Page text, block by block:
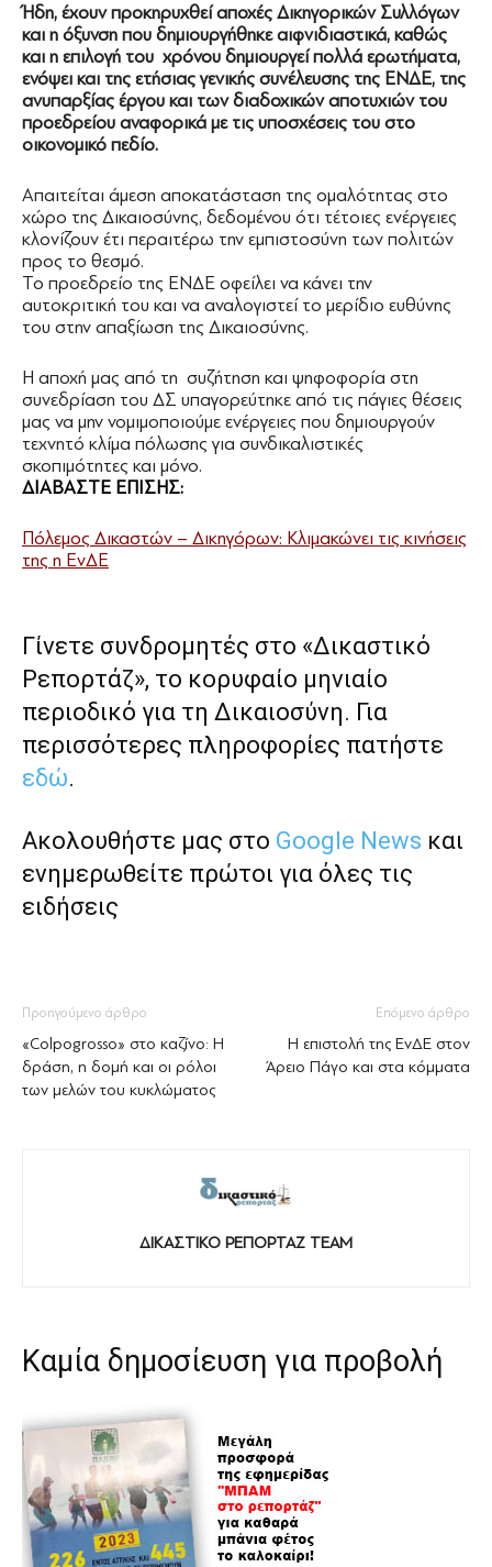
Ήδη, έχουν προκηρυχθεί αποχές Δικηγορικών Συλλόγων
και η όξυνση που δημιουργήθηκε αιφνιδιαστικά, καθώς
και η επιλογή του χρόνου δημιουργεί πολλά ερωτήματα,
ενόψει και της ετήσιας γενικής συνέλευσης της ΕΝΔΕ, της
ανυπαρξίας έργου και των διαδοχικών αποτυχιών του
προεδρείου αναφορικά με τις υποσχέσεις του στο
οικονομικό πεδίο.
Απαιτείται άμεση αποκατάσταση της ομαλότητας στο
χώρο της Δικαιοσύνης, δεδομένου ότι τέτοιες ενέργειες
κλονίζουν έτι περαιτέρω την εμπιστοσύνη των πολιτών
προς το θεσμό.
Το προεδρείο της ΕΝΔΕ οφείλει να κάνει την
αυτοκριτική του και να αναλογιστεί το μερίδιο ευθύνης
του στην απαξίωση της Δικαιοσύνης.
Η αποχή μας από τη συζήτηση και ψηφοφορία στη
συνεδρίαση του ΔΣ υπαγορεύτηκε από τις πάγιες θέσεις
μας να μην νομιμοποιούμε ενέργειες που δημιουργούν
τεχνητό κλίμα πόλωσης για συνδικαλιστικές
σκοπιμότητες και μόνο.
ΔΙΑΒΑΣΤΕ ΕΠΙΣΗΣ:
Πόλεμος Δικαστών – Δικηγόρων: Κλιμακώνει τις κινήσεις
της η ΕνΔΕ
Γίνετε συνδρομητές στο «Δικαστικό
Ρεπορτάζ», το κορυφαίο μηνιαίο
περιοδικό για τη Δικαιοσύνη. Για
περισσότερες πληροφορίες πατήστε
εδώ.
Ακολουθήστε μας στο Google News και
ενημερωθείτε πρώτοι για όλες τις
ειδήσεις
Προηγούμενο άρθρο
«Colpogrosso» στο καζίνο: Η
δράση, η δομή και οι ρόλοι
των μελών του κυκλώματος
Επόμενο άρθρο
Η επιστολή της ΕνΔΕ στον
Άρειο Πάγο και στα κόμματα
ΔΙΚΑΣΤΙΚΟ ΡΕΠΟΡΤΑΖ TEAM
Καμία δημοσίευση για προβολή